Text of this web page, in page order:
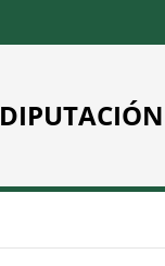
DIPUTACIÓN